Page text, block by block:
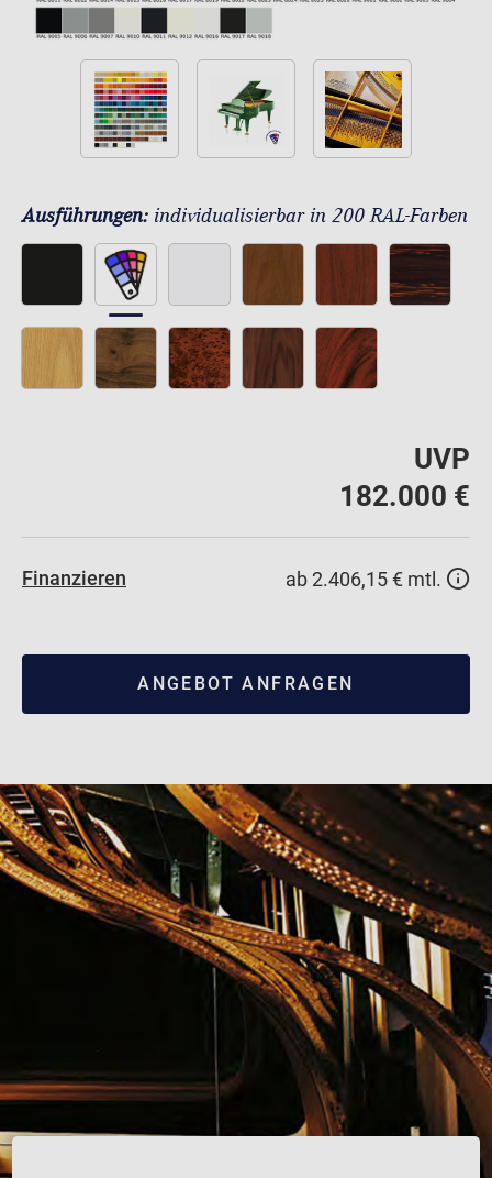
Ausführungen: individualisierbar in 200 RAL-Farben
UVP
182.000 €
Finanzieren ab 2.406,15 € mtl.
ANGEBOT ANFRAGEN